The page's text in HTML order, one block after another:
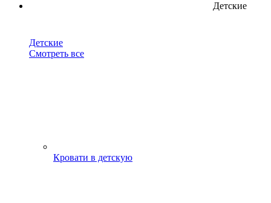
Детские
Детские
Смотреть все
Кровати в детскую